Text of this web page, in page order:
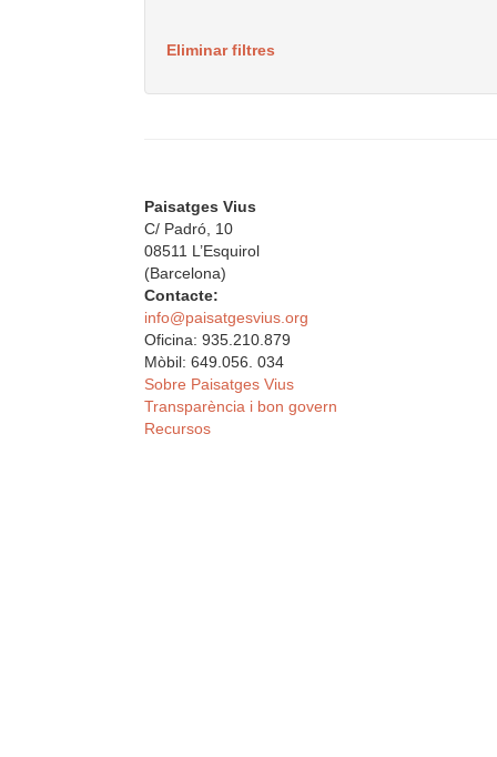
Eliminar filtres
Paisatges Vius
C/ Padró, 10
08511 L’Esquirol
(Barcelona)
Contacte:
info@paisatgesvius.org
Oficina: 935.210.879
Mòbil: 649.056. 034
Sobre Paisatges Vius
Transparència i bon govern
Recursos